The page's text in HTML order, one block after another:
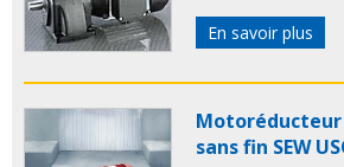
En savoir plus
sans fin SEW